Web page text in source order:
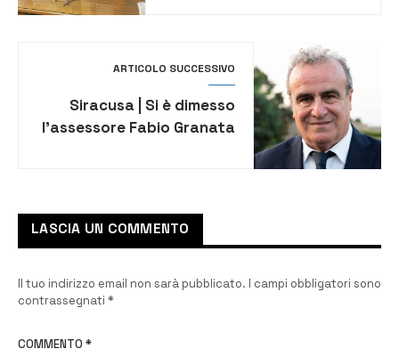
ARTICOLO SUCCESSIVO
Siracusa | Si è dimesso
l’assessore Fabio Granata
LASCIA UN COMMENTO
Il tuo indirizzo email non sarà pubblicato. I campi obbligatori sono
contrassegnati *
COMMENTO *